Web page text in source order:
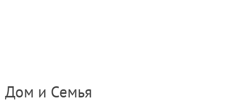
Дом и Семья